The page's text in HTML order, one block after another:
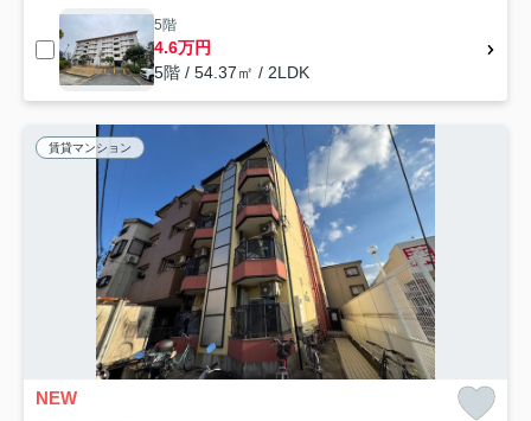
5階
4.6万円
5階 / 54.37㎡ / 2LDK
賃貸マンション
NEW